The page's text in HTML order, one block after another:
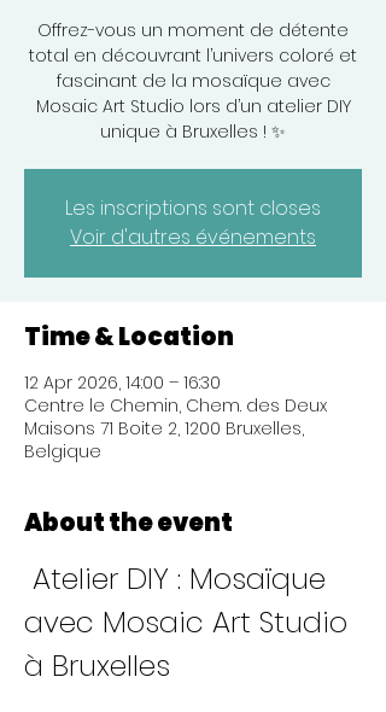
Offrez-vous un moment de détente
total en découvrant l’univers coloré et
fascinant de la mosaïque avec
Mosaic Art Studio lors d’un atelier DIY
unique à Bruxelles ! ✨
Les inscriptions sont closes
Voir d'autres événements
Time & Location
12 Apr 2026, 14:00 – 16:30
Centre le Chemin, Chem. des Deux
Maisons 71 Boite 2, 1200 Bruxelles,
Belgique
About the event
avec Mosaic Art Studio
à Bruxelles